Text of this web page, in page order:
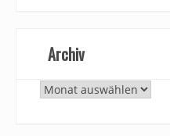
Archiv
Archiv